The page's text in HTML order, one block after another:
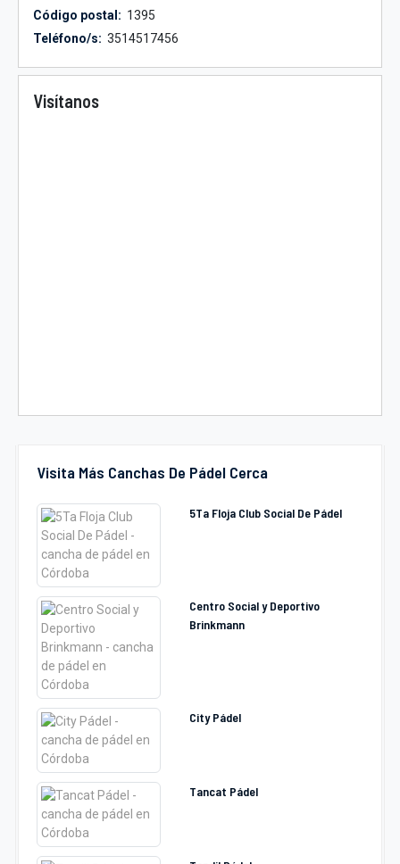
Visita Más Canchas De Pádel Cerca
5Ta Floja Club Social De Pádel
Centro Social y Deportivo
Brinkmann
City Pádel
Tancat Pádel
Código postal: 1395
Teléfono/s: 3514517456
Visítanos